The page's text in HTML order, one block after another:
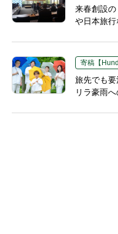
来春創設
や日本旅
寄稿【
旅先でも
リラ豪雨へ